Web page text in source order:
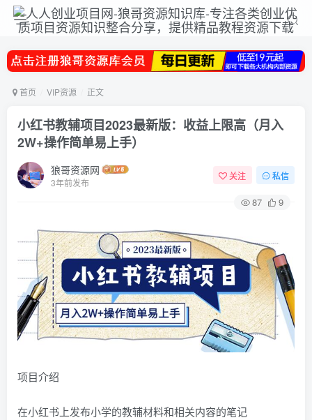
首页 VIP资源 正文
小红书教辅项目2023最新版：收益上限高（月入
2W+操作简单易上手）
狼哥资源网
3年前发布
关注 私信
87 9
项目介绍
在小红书上发布小学的教辅材料和相关内容的笔记